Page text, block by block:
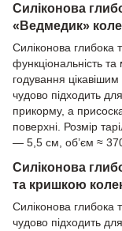
Силіконова
«Ведмедик»
Силіконова глибока
функціональність
годування
чудово підходить
прикорму, а
поверхні. Розмір
— 5,5 см, об’єм ≈
Силіконова
та кришкою
Силіконова глибока
чудово підходить